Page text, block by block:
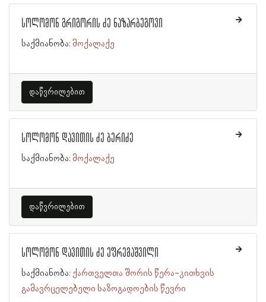
სოლომონ გრიგორის ძე ნაზარბეგოვი
საქმიანობა: მოქალაქე
დაწვრილებით
სოლომონ დავითის ძე ბერიძე
საქმიანობა: მოქალაქე
დაწვრილებით
სოლომონ დავითის ძე ეფრემაშვილი
საქმიანობა: ქართველთა შორის წერა-კითხვის
გამავრცელებელი საზოგადოების წევრი